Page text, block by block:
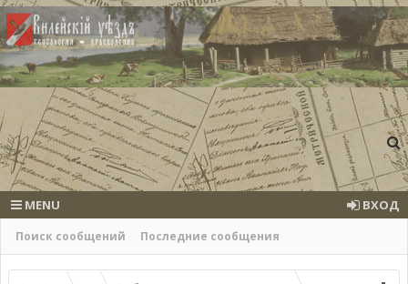
Поиск сообщений Последние сообщения
MENU ВХОД